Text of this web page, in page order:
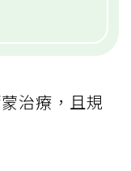
治療，且規